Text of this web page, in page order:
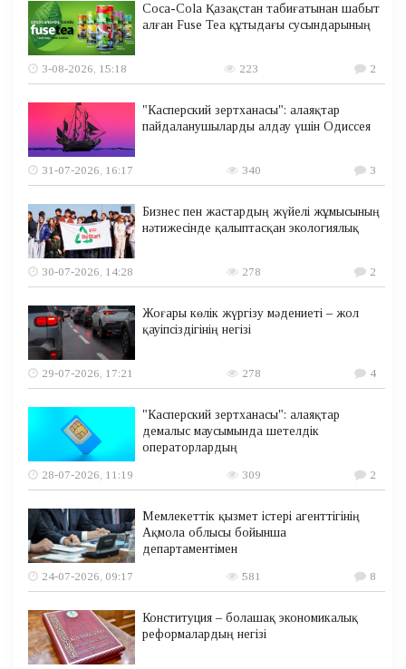
Coca-Cola Қазақстан табиғатынан шабыт
алған Fuse Tea құтыдағы сусындарының
3-08-2026, 15:18 223 2
"Касперский зертханасы": алаяқтар
пайдаланушыларды алдау үшін Одиссея
31-07-2026, 16:17 340 3
Бизнес пен жастардың жүйелі жұмысының
нәтижесінде қалыптасқан экологиялық
30-07-2026, 14:28 278 2
Жоғары көлік жүргізу мәдениеті – жол
қауіпсіздігінің негізі
29-07-2026, 17:21 278 4
"Касперский зертханасы": алаяқтар
демалыс маусымында шетелдік
операторлардың
28-07-2026, 11:19
309 2
Мемлекеттік қызмет істері агенттігінің
Ақмола облысы бойынша
департаментімен
24-07-2026, 09:17
581 8
Конституция – болашақ экономикалық
реформалардың негізі